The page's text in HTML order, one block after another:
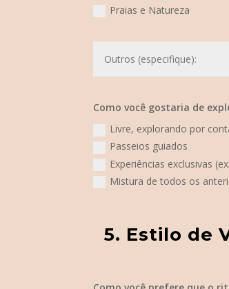
Praias e Natureza
Como você gostaria de
Livre, explorando por
Passeios guiados
Experiências exclusivas
Mistura de todos os